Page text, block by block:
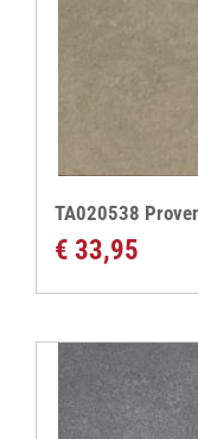
TA020538
€ 33,95